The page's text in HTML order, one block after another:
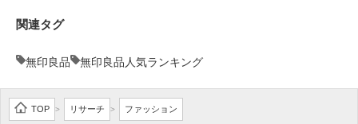
企業向けIT製品の総合サイト
関連タグ
無印良品 無印良品人気ランキング
TOP > リサーチ > ファッション